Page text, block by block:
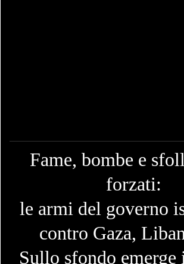
Fame, bombe e
forzati:
le armi del governo
contro Gaza,
Sullo sfondo emerge